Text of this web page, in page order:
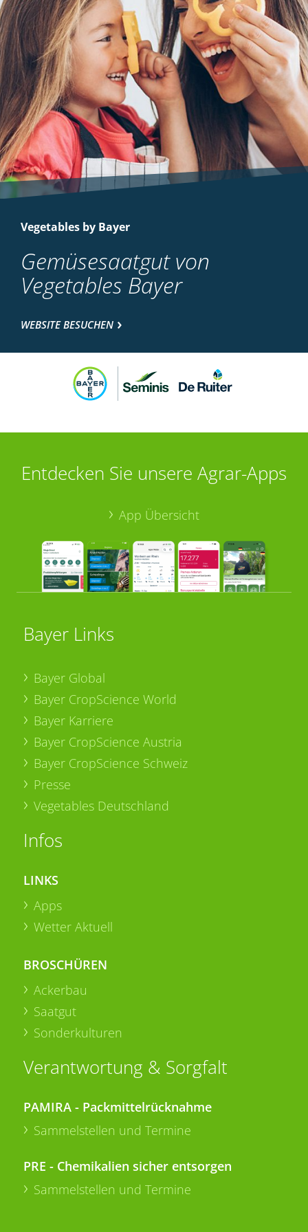
Vegetables by Bayer
Gemüsesaatgut von
Vegetables Bayer
WEBSITE BESUCHEN
Entdecken Sie unsere Agrar-Apps
App Übersicht
Bayer Links
Bayer Global
Bayer CropScience World
Bayer Karriere
Bayer CropScience Austria
Bayer CropScience Schweiz
Presse
Vegetables Deutschland
Infos
LINKS
Apps
Wetter Aktuell
BROSCHÜREN
Ackerbau
Saatgut
Sonderkulturen
Verantwortung & Sorgfalt
PAMIRA - Packmittelrücknahme
Sammelstellen und Termine
PRE - Chemikalien sicher entsorgen
Sammelstellen und Termine